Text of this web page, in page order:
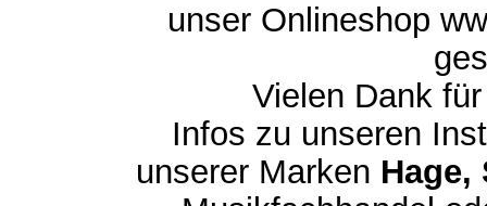
unser Onlineshop
Vielen Dank
Infos zu unseren
unserer Marken Hage,